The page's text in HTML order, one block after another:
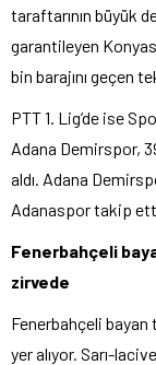
taraftarının büyük
garantileyen
bin barajını geçen
PTT 1. Lig’de ise
Adana Demirspor,
aldı. Adana
Adanaspor takip
Fenerbahçeli
zirvede
Fenerbahçeli
yer alıyor. Sarı-